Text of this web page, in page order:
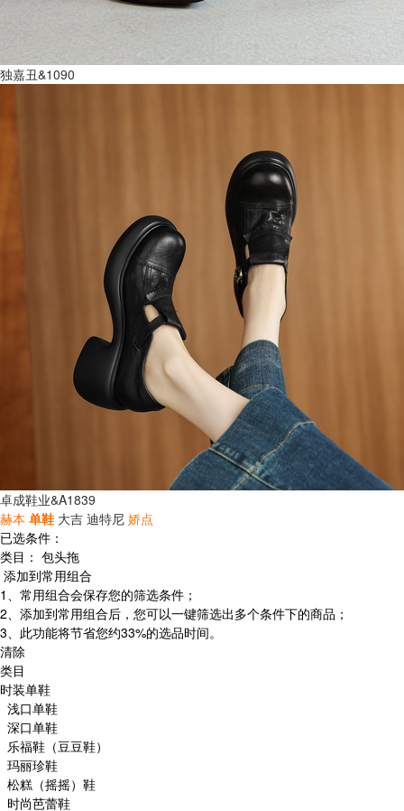
独嘉丑&1090
卓成鞋业&A1839
赫本 单鞋 大吉 迪特尼 娇点
已选条件：
类目： 包头拖
添加到常用组合
1、常用组合会保存您的筛选条件；
2、添加到常用组合后，您可以一键筛选出多个条件下的商品；
3、此功能将节省您约33%的选品时间。
清除
类目
时装单鞋
浅口单鞋
深口单鞋
乐福鞋（豆豆鞋）
玛丽珍鞋
松糕（摇摇）鞋
时尚芭蕾鞋